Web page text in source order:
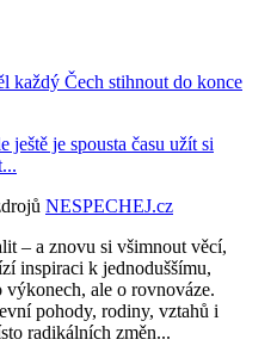
Čech stihnout do konce
ještě je spousta času užít si
NESPECHEJ.cz
– a znovu si všimnout věcí,
inspiraci k jednoduššímu,
ale o rovnováze.
pohody, rodiny, vztahů i
radikálních změn...